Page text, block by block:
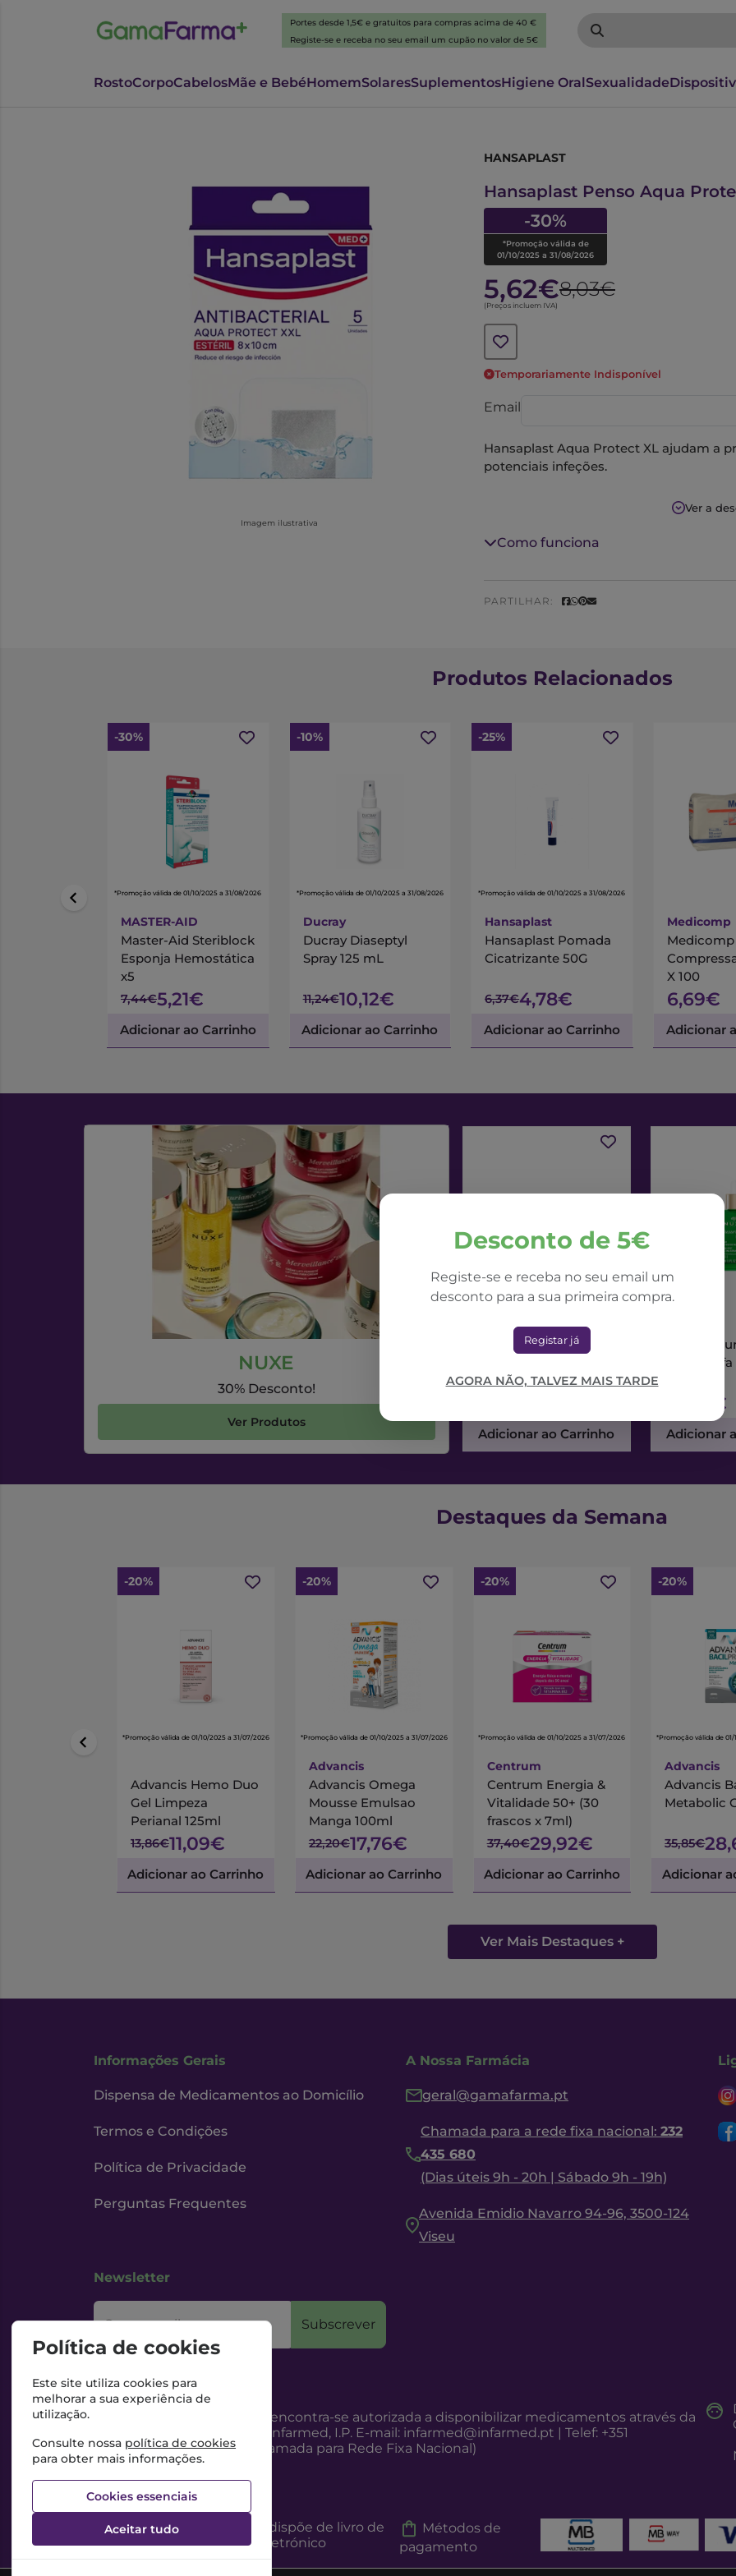
Portes desde 1,5€ e gratuitos para compras acima de 40 €
Registe-se e receba no seu email um cupão no valor de 5€
RostoCorpoCabelosMãe e BebéHomemSolaresSuplementosHigiene OralSexualidade
Imagem ilustrativa
HANSAPLAST
Hansaplast Penso Aqua
-30%
*Promoção válida de
01/10/2025 a 31/08/2026
5,62€8,03€
(Preços incluem IVA)
Temporariamente Indisponível
Email
Hansaplast Aqua Protect XL ajudam a
potenciais infeções.
Penso rápido com prata antissética,
lugar.
Esterilizados e impermeáveis à água e
Proteção eficaz a todo o tipo de feridas.
Ver a
Como funciona
PARTILHAR:
Desconto de 5€
Registe-se e receba no seu email um
desconto para a sua primeira compra.
Registar já
AGORA NÃO, TALVEZ MAIS TARDE
Produtos Relacionados
-30%
*Promoção válida de 01/10/2025 a 31/08/2026
MASTER-AID
Master-Aid Steriblock
Esponja Hemostática
x5
7,44€5,21€
Adicionar ao Carrinho
-10%
*Promoção válida de 01/10/2025 a 31/08/2026
Ducray
Ducray Diaseptyl
Spray 125 mL
11,24€10,12€
Adicionar ao Carrinho
-25%
*Promoção válida de 01/10/2025 a 31/08/2026
Hansaplast
Hansaplast Pomada
Cicatrizante 50G
6,37€4,78€
Adicionar ao Carrinho
Medicomp
Medicomp
X 100
6,69€
Adicionar
NUXE
30% Desconto!
Ver Produtos
Nuxe Nuxuriance Ultra
50ml
Adicionar ao Carrinho
Nuxe
Sérum
73,56€
Adicionar
Destaques da Semana
-20%
*Promoção válida de 01/10/2025 a 31/07/2026
Advancis Hemo Duo
Gel Limpeza
Perianal 125ml
13,86€11,09€
Adicionar ao Carrinho
-20%
*Promoção válida de 01/10/2025 a 31/07/2026
Advancis
Advancis Omega
Mousse Emulsao
Manga 100ml
22,20€17,76€
Adicionar ao Carrinho
-20%
*Promoção válida de 01/10/2025 a 31/07/2026
Centrum
Centrum Energia &
Vitalidade 50+ (30
frascos x 7ml)
37,40€29,92€
Adicionar ao Carrinho
-20%
*Promoção válida de
Advancis
Advancis
Metabolic
35,85€
Adicionar
Ver Mais Destaques +
Informações Gerais
Dispensa de Medicamentos ao Domicílio
Termos e Condições
Política de Privacidade
Perguntas Frequentes
A Nossa Farmácia
geral@gamafarma.pt
Chamada para a rede fixa nacional: 232
435 680
(Dias úteis 9h - 20h | Sábado 9h - 19h)
Avenida Emidio Navarro 94-96, 3500-124
Viseu
Newsletter
O seu email Subscrever
Esta Farmácia encontra-se autorizada a disponibilizar medicamentos através da
Internet, pelo Infarmed, I.P. E-mail: infarmed@infarmed.pt | Telef: +351
217987100 (Chamada para Rede Fixa Nacional)
Esta Farmácia dispõe de livro de
reclamações eletrónico
Métodos de
pagamento
Política de cookies
Este site utiliza cookies para
melhorar a sua experiência de
utilização.
Consulte nossa política de cookies
para obter mais informações.
Cookies essenciais
Aceitar tudo